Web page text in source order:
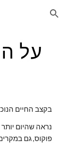
Skip to navigation
על
בקצב החיים